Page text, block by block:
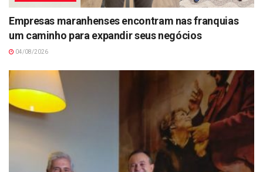
Empresas maranhenses encontram nas franquias
um caminho para expandir seus negócios
04/08/2026